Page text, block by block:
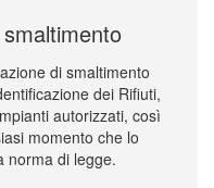
di smaltimento
dei Rifiuti,
autorizzati, così
momento che lo
norma di legge.